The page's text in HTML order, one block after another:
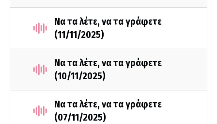
Να τα λέτε, να τα γράφετε
(11/11/2025)
Να τα λέτε, να τα γράφετε
(10/11/2025)
Να τα λέτε, να τα γράφετε
(07/11/2025)